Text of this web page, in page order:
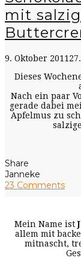
mit
9. Oktober 2011
Dieses
Nach ein paar
gerade dabei
Apfelmus zu
Share
Janneke
23 Comments
Mein Name ist
allem mit
mitnascht,